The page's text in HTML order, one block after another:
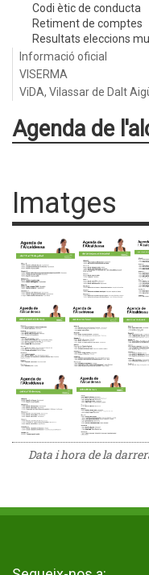
Codi ètic de conducta
Retiment de comptes
Resultats eleccions
Informació oficial
VISERMA
ViDA, Vilassar de Dalt
Agenda de
Imatges
Data i hora de la